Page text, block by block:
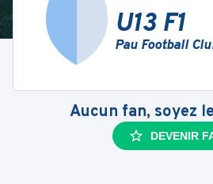
U13 F1
Pau Football
Aucun fan, soyez
DEVENIR